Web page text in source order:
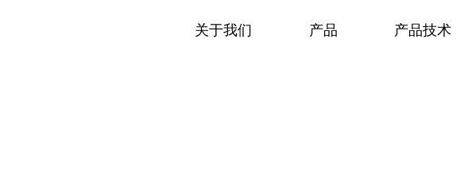
关于我们 产品 产品技术